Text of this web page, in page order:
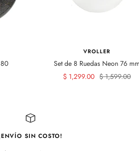
VROLLER
Set de 8 Ruedas Neon 76
Precio
$ 1,299.00 Precio
$ 1,599.00
SIN COSTO!